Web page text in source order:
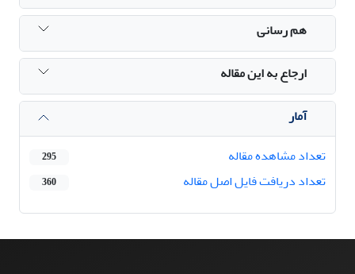
هم رسانی
ارجاع به این مقاله
آمار
تعداد مشاهده مقاله
295
تعداد دریافت فایل اصل مقاله 360